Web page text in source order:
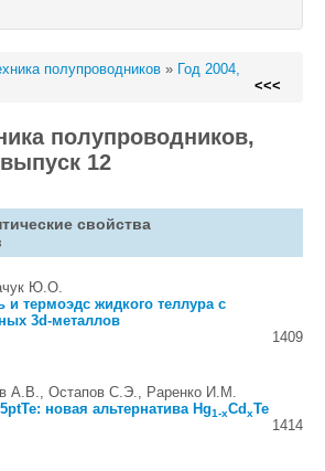
полупроводников » Год 2004,
<<<
полупроводников,
12
свойства
Ю.О.
и термоэдс жидкого теллура с
3d-металлов
1409
А.В., Остапов С.Э., Раренко И.М.
новая альтернатива Hg1-xCdxTe
1414